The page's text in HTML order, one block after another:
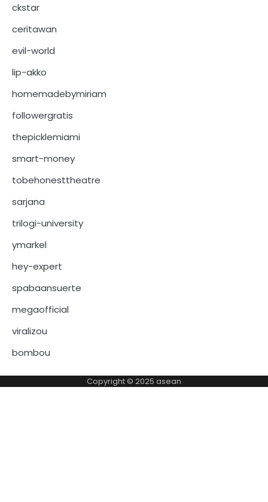
ckstar
ceritawan
evil-world
lip-akko
homemadebymiriam
followergratis
thepicklemiami
smart-money
tobehonesttheatre
sarjana
trilogi-university
ymarkel
hey-expert
spabaansuerte
megaofficial
viralizou
bombou
Copyright © 2025 asean